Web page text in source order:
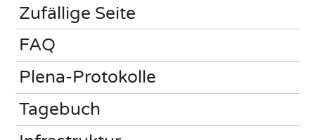
Zufällige Seite
FAQ
Plena-Protokolle
Tagebuch